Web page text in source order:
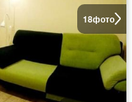
18фото